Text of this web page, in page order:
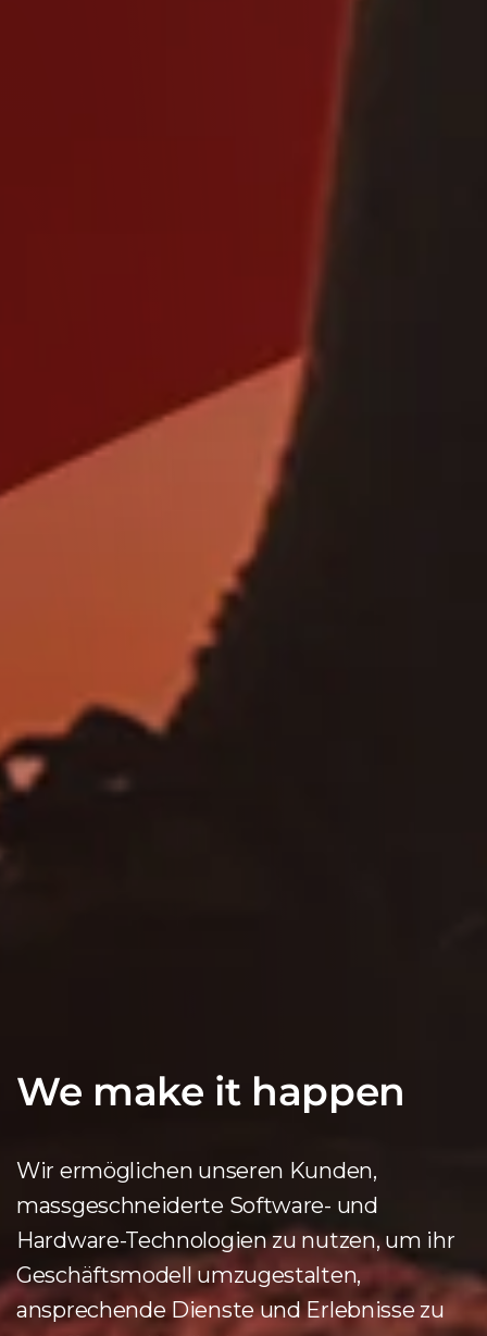
We make it happen
Wir ermöglichen unseren Kunden,
massgeschneiderte Software- und
Hardware-Technologien zu nutzen, um ihr
Geschäftsmodell umzugestalten,
ansprechende Dienste und Erlebnisse zu